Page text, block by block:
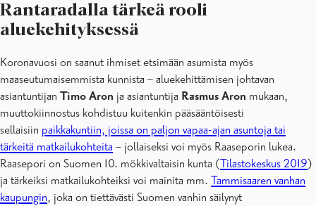
Rantaradalla tärkeä rooli
aluekehityksessä
Koronavuosi on saanut ihmiset etsimään asumista myös
maaseutumaisemmista kunnista – aluekehittämisen johtavan
asiantuntijan Timo Aron ja asiantuntija Rasmus Aron mukaan,
muuttokiinnostus kohdistuu kuitenkin pääsääntöisesti
sellaisiin paikkakuntiin, joissa on paljon vapaa-ajan asuntoja tai
tärkeitä matkailukohteita – jollaiseksi voi myös Raaseporin lukea.
Raasepori on Suomen 10. mökkivaltaisin kunta (Tilastokeskus 2019)
ja tärkeiksi matkailukohteiksi voi mainita mm. Tammisaaren vanhan
kaupungin, joka on tiettävästi Suomen vanhin säilynyt